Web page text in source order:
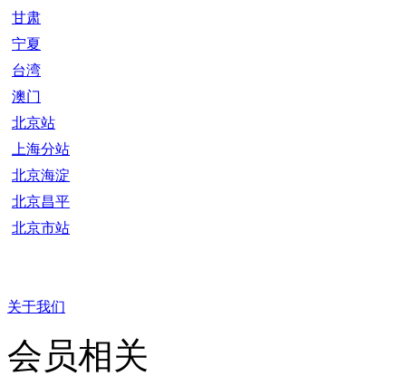
甘肃
宁夏
台湾
澳门
北京站
上海分站
北京海淀
北京昌平
北京市站
关于我们
会员相关